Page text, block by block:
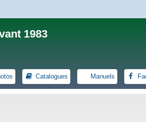
1983
Catalogues Manuels